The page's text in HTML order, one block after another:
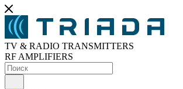
TV & RADIO TRANSMITTERS
RF AMPLIFIERS